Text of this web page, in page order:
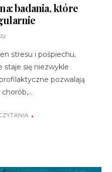
badania, które
stresu i pośpiechu,
staje się niezwykle
pozwalają